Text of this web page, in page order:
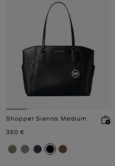
Shopper Sienna Medium
Jetzt
350 €